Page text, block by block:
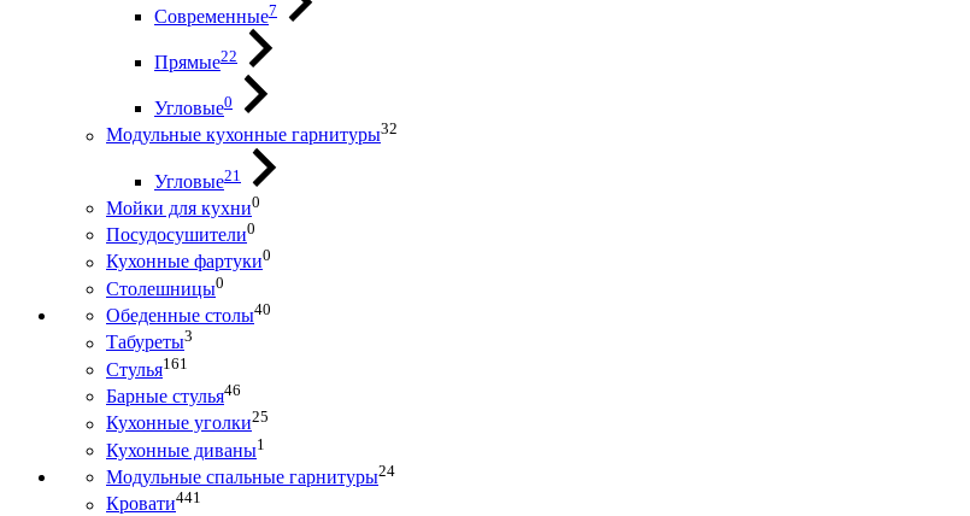
Современные7
Прямые22
Угловые0
Модульные кухонные гарнитуры32
Угловые21
Мойки для кухни0
Посудосушители0
Кухонные фартуки0
Столешницы0
Обеденные столы40
Табуреты3
Стулья161
Барные стулья46
Кухонные уголки25
Кухонные диваны1
Модульные спальные гарнитуры24
Кровати441